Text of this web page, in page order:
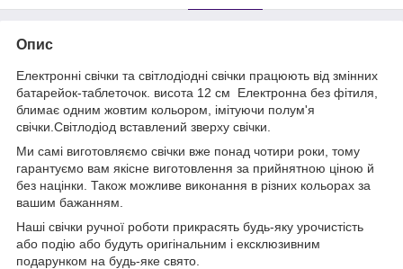
Опис
Електронні свічки та світлодіодні свічки працюють від змінних
батарейок-таблеточок. висота 12 см Електронна без фітиля,
блимає одним жовтим кольором, імітуючи полум'я
свічки.Світлодіод вставлений зверху свічки.
Ми самі виготовляємо свічки вже понад чотири роки, тому
гарантуємо вам якісне виготовлення за прийнятною ціною й
без націнки. Також можливе виконання в різних кольорах за
вашим бажанням.
Наші свічки ручної роботи прикрасять будь-яку урочистість
або подію або будуть оригінальним і ексклюзивним
подарунком на будь-яке свято.